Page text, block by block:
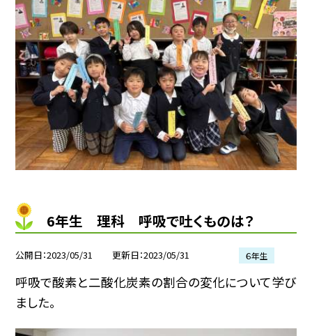
6年生 理科 呼吸で吐くものは？
公開日 2023/05/31 更新日 2023/05/31 ６年生
呼吸で酸素と二酸化炭素の割合の変化について学び
ました。